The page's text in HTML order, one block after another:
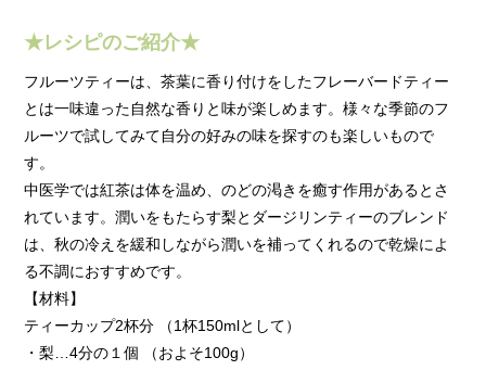
★レシピのご紹介★
フルーツティーは、茶葉に香り付けをしたフレーバードティー
とは一味違った自然な香りと味が楽しめます。様々な季節のフ
ルーツで試してみて自分の好みの味を探すのも楽しいもので
す。
中医学では紅茶は体を温め、のどの渇きを癒す作用があるとさ
れています。潤いをもたらす梨とダージリンティーのブレンド
は、秋の冷えを緩和しながら潤いを補ってくれるので乾燥によ
る不調におすすめです。
【材料】
ティーカップ2杯分 （1杯150mlとして）
・梨…4分の１個 （およそ100g）